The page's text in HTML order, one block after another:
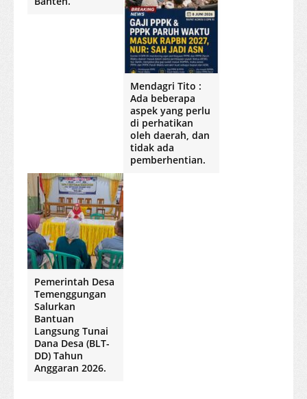
Mendagri Tito :
Ada beberapa
aspek yang perlu
di perhatikan
oleh daerah, dan
tidak ada
pemberhentian.
Pemerintah Desa
Temenggungan
Salurkan
Bantuan
Langsung Tunai
Dana Desa (BLT-
DD) Tahun
Anggaran 2026.